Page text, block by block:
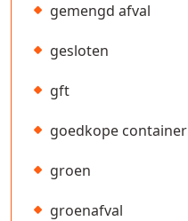
gemengd afval
gesloten
gft
goedkope container
groen
groenafval